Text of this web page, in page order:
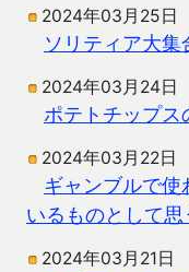
2024年03月25日
ソリティア大
2024年03月24日
ポテトチップス
2024年03月22日
ギャンブルで使
いるものとして
2024年03月21日